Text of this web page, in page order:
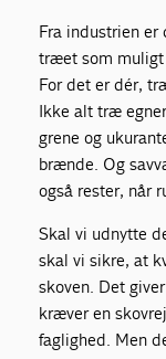
Fra industrien
træet som muligt
For det er dér,
Ikke alt træ
grene og
brænde. Og
også rester, når
Skal vi udnytte
skal vi sikre, at
skoven. Det
kræver en
faglighed. Men